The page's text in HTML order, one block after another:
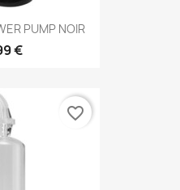
PUMP NOIR
€
favorite_border